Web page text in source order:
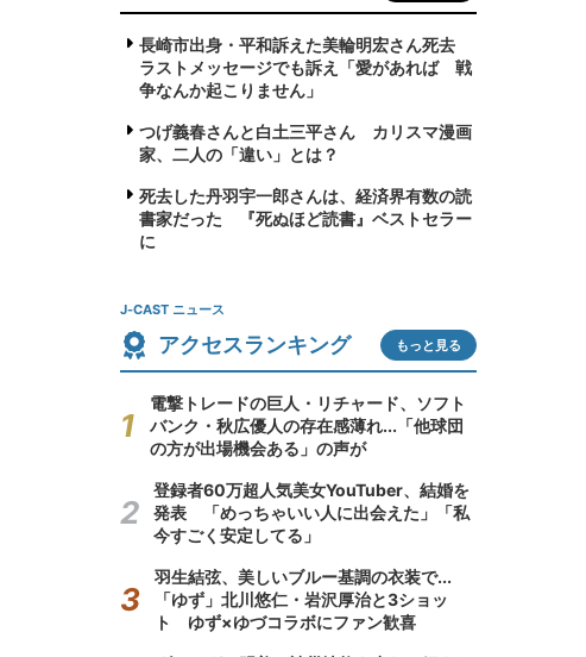
長崎市出身・平和訴えた美輪明宏さん死去
ラストメッセージでも訴え「愛があれば 戦
争なんか起こりません」
つげ義春さんと白土三平さん カリスマ漫画
家、二人の「違い」とは？
死去した丹羽宇一郎さんは、経済界有数の読
書家だった 『死ぬほど読書』ベストセラー
に
J-CAST ニュース
アクセスランキング もっと見る
電撃トレードの巨人・リチャード、ソフト
バンク・秋広優人の存在感薄れ...「他球団
の方が出場機会ある」の声が
登録者60万超人気美女YouTuber、結婚を
発表 「めっちゃいい人に出会えた」「私
今すごく安定してる」
羽生結弦、美しいブルー基調の衣装で...
「ゆず」北川悠仁・岩沢厚治と3ショッ
ト ゆず×ゆづコラボにファン歓喜